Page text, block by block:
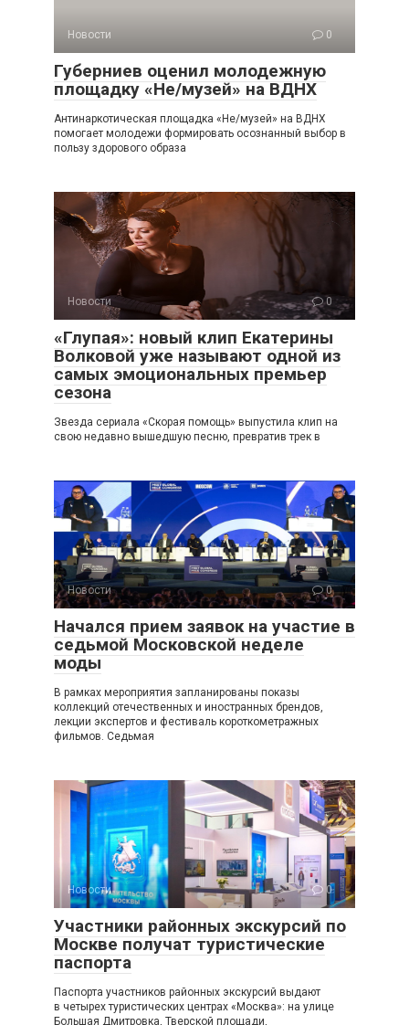
Новости 0
Губерниев оценил молодежную
площадку «Не/музей» на ВДНХ
Антинаркотическая площадка «Не/музей» на ВДНХ
помогает молодежи формировать осознанный выбор в
пользу здорового образа
Новости 0
«Глупая»: новый клип Екатерины
Волковой уже называют одной из
самых эмоциональных премьер
сезона
Звезда сериала «Скорая помощь» выпустила клип на
свою недавно вышедшую песню, превратив трек в
Новости 0
Начался прием заявок на участие в
седьмой Московской неделе
моды
В рамках мероприятия запланированы показы
коллекций отечественных и иностранных брендов,
лекции экспертов и фестиваль короткометражных
фильмов. Седьмая
Новости 0
Участники районных экскурсий по
Москве получат туристические
паспорта
Паспорта участников районных экскурсий выдают
в четырех туристических центрах «Москва»: на улице
Большая Дмитровка, Тверской площади,